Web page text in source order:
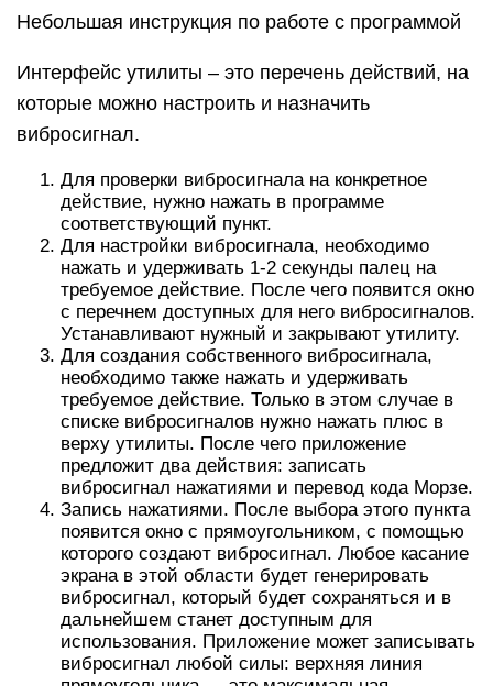
мощность, а нижняя — минимальная. Можно
также установить постоянную силу
вибросигнала в настройках данного
приложения.
Перевод кода Морзе. В этом случае
открывается окно с полем ввода текста.
неполную фразу или любой набор символов.
После чего утилита считает этот текст и
переведет его в азбуку Морзе, в результате
чего она сохранит полученную
последовательность вибросигнала в список
доступных сигналов.
Vibration Notifier
Возможности этой утилиты скромнее, но все же
по мнению владельцев Android аппаратов она
довольно стабильно работает. Она позволяет
установить и настроить вибросигнал на
пропущенные звонки и непрочитанных
сообщения и т.д. При этом можно установить
интервал времени, через которое он будет
повторяться.
В меню программы приведены все события,
доступные для назначения и настройки